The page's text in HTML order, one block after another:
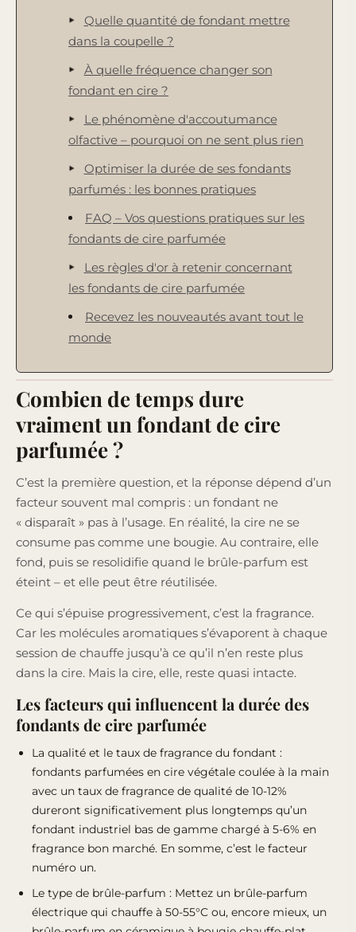
Quelle quantité de fondant mettre
dans la coupelle ?
À quelle fréquence changer son
fondant en cire ?
Le phénomène d'accoutumance
olfactive – pourquoi on ne sent plus rien
Optimiser la durée de ses fondants
parfumés : les bonnes pratiques
FAQ – Vos questions pratiques sur les
fondants de cire parfumée
Les règles d'or à retenir concernant
les fondants de cire parfumée
Recevez les nouveautés avant tout le
monde
Combien de temps dure
vraiment un fondant de cire
parfumée ?
C’est la première question, et la réponse dépend d’un
facteur souvent mal compris : un fondant ne
« disparaît » pas à l’usage. En réalité, la cire ne se
consume pas comme une bougie. Au contraire, elle
fond, puis se resolidifie quand le brûle-parfum est
éteint – et elle peut être réutilisée.
Ce qui s’épuise progressivement, c’est la fragrance.
Car les molécules aromatiques s’évaporent à chaque
session de chauffe jusqu’à ce qu’il n’en reste plus
dans la cire. Mais la cire, elle, reste quasi intacte.
Les facteurs qui influencent la durée des
fondants de cire parfumée
La qualité et le taux de fragrance du fondant :
fondants parfumées en cire végétale coulée à la main
avec un taux de fragrance de qualité de 10-12%
dureront significativement plus longtemps qu’un
fondant industriel bas de gamme chargé à 5-6% en
fragrance bon marché. En somme, c’est le facteur
numéro un.
Le type de brûle-parfum : Mettez un brûle-parfum
électrique qui chauffe à 50-55°C ou, encore mieux, un